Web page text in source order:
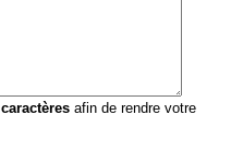
caractères afin de rendre votre